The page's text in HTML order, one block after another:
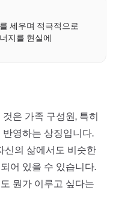
세우며 적극적으로
지를 현실에
은 가족 구성원, 특히
영하는 상징입니다.
신의 삶에서도 비슷한
어 있을 수 있습니다.
뭔가 이루고 싶다는